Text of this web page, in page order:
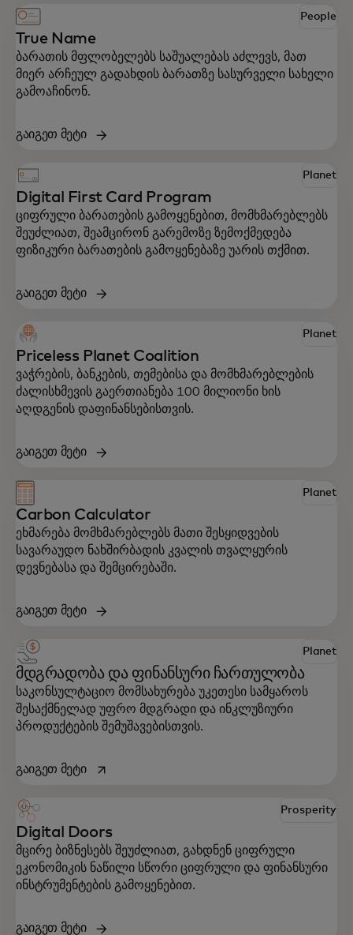
გაეცანით Mastercard-ის ინოვაციურ
გადაწყვეტილებებს, რომლებიც თქვენს
ბიზნესს გავლენის მოხდენაში დაეხმარება.
People
True Name
ბარათის მფლობელებს საშუალებას აძლევს, მათ
მიერ არჩეულ გადახდის ბარათზე სასურველი სახელი
გამოაჩინონ.
გაიგეთ მეტი
Planet
Digital First Card Program
ციფრული ბარათების გამოყენებით, მომხმარებლებს
შეუძლიათ, შეამცირონ გარემოზე ზემოქმედება
ფიზიკური ბარათების გამოყენებაზე უარის თქმით.
გაიგეთ მეტი
Planet
Priceless Planet Coalition
ვაჭრების, ბანკების, თემებისა და მომხმარებლების
ძალისხმევის გაერთიანება 100 მილიონი ხის
აღდგენის დაფინანსებისთვის.
გაიგეთ მეტი
Planet
Carbon Calculator
ეხმარება მომხმარებლებს მათი შესყიდვების
სავარაუდო ნახშირბადის კვალის თვალყურის
დევნებასა და შემცირებაში.
გაიგეთ მეტი
Planet
მდგრადობა და ფინანსური ჩართულობა
საკონსულტაციო მომსახურება უკეთესი სამყაროს
შესაქმნელად უფრო მდგრადი და ინკლუზიური
პროდუქტების შემუშავებისთვის.
გაიგეთ მეტიopens in a new tab
Prosperity
Digital Doors
მცირე ბიზნესებს შეუძლიათ, გახდნენ ციფრული
ეკონომიკის ნაწილი სწორი ციფრული და ფინანსური
ინსტრუმენტების გამოყენებით.
გაიგეთ მეტი